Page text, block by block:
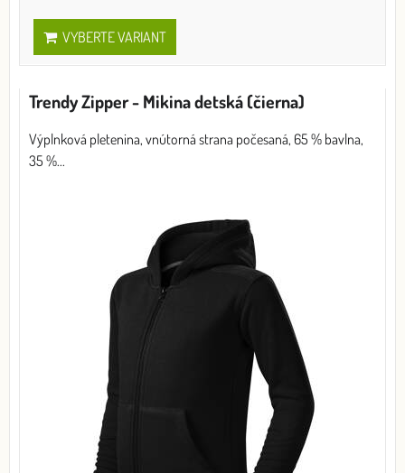
VYBERTE VARIANT
Trendy Zipper - Mikina detská (čierna)
Výplnková pletenina, vnútorná strana počesaná, 65 % bavlna,
35 %...